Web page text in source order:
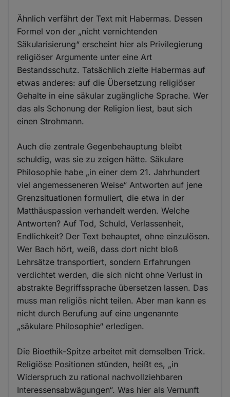
Ähnlich verfährt der Text mit Habermas. Dessen
Formel von der „nicht vernichtenden
Säkularisierung“ erscheint hier als Privilegierung
religiöser Argumente unter eine Art
Bestandsschutz. Tatsächlich zielte Habermas auf
etwas anderes: auf die Übersetzung religiöser
Gehalte in eine säkular zugängliche Sprache. Wer
das als Schonung der Religion liest, baut sich
einen Strohmann.
Auch die zentrale Gegenbehauptung bleibt
schuldig, was sie zu zeigen hätte. Säkulare
Philosophie habe „in einer dem 21. Jahrhundert
viel angemesseneren Weise“ Antworten auf jene
Grenzsituationen formuliert, die etwa in der
Matthäuspassion verhandelt werden. Welche
Antworten? Auf Tod, Schuld, Verlassenheit,
Endlichkeit? Der Text behauptet, ohne einzulösen.
Wer Bach hört, weiß, dass dort nicht bloß
Lehrsätze transportiert, sondern Erfahrungen
verdichtet werden, die sich nicht ohne Verlust in
abstrakte Begriffssprache übersetzen lassen. Das
muss man religiös nicht teilen. Aber man kann es
nicht durch Berufung auf eine ungenannte
„säkulare Philosophie“ erledigen.
Die Bioethik-Spitze arbeitet mit demselben Trick.
Religiöse Positionen stünden, heißt es, „in
Widerspruch zu rational nachvollziehbaren
Interessensabwägungen“. Was hier als Vernunft